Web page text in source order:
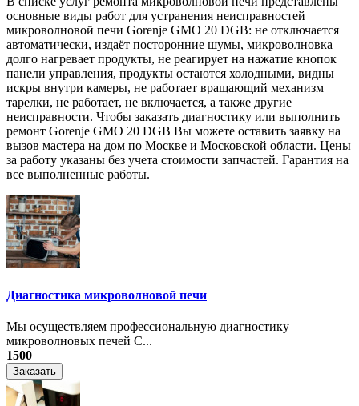
основные виды работ для устранения неисправностей
микроволновой печи Gorenje GMO 20 DGB: не отключается
автоматически, издаёт посторонние шумы, микроволновка
долго нагревает продукты, не реагирует на нажатие кнопок
панели управления, продукты остаются холодными, видны
искры внутри камеры, не работает вращающий механизм
тарелки, не работает, не включается, а также другие
неисправности. Чтобы заказать диагностику или выполнить
ремонт Gorenje GMO 20 DGB Вы можете оставить заявку на
вызов мастера на дом по Москве и Московской области. Цены
за работу указаны без учета стоимости запчастей. Гарантия на
все выполненные работы.
Диагностика микроволновой печи
Мы осуществляем профессиональную диагностику
микроволновых печей С...
1500
Заказать